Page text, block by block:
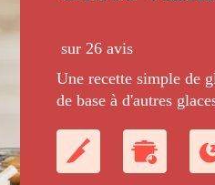
sur 26 avis
Une recette simple de
de base à d'autres